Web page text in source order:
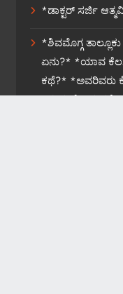
*ಡಾಕ್ಟರ್ ಸರ್ಜಿ
*ಶಿವಮೊಗ್ಗ
ಏನು?* *ಯಾವ
ಕಥೆ?* *ಅವರಿವರು
*ಸುಮ್ಮನೆ ಬಿಡುವರೇ